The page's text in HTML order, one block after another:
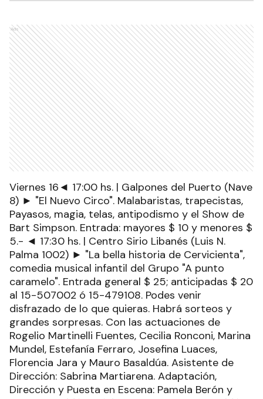
Ads
Viernes 16◄ 17:00 hs. | Galpones del Puerto (Nave
8) ► "El Nuevo Circo". Malabaristas, trapecistas,
Payasos, magia, telas, antipodismo y el Show de
Bart Simpson. Entrada: mayores $ 10 y menores $
5.- ◄ 17:30 hs. | Centro Sirio Libanés (Luis N.
Palma 1002) ► "La bella historia de Cervicienta",
comedia musical infantil del Grupo "A punto
caramelo". Entrada general $ 25; anticipadas $ 20
al 15-507002 ó 15-479108. Podes venir
disfrazado de lo que quieras. Habrá sorteos y
grandes sorpresas. Con las actuaciones de
Rogelio Martinelli Fuentes, Cecilia Ronconi, Marina
Mundel, Estefanía Ferraro, Josefina Luaces,
Florencia Jara y Mauro Basaldúa. Asistente de
Dirección: Sabrina Martiarena. Adaptación,
Dirección y Puesta en Escena: Pamela Berón y